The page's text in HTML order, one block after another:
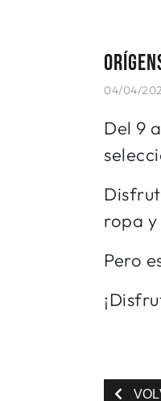
04/04/
Del 9
ropa
Pero